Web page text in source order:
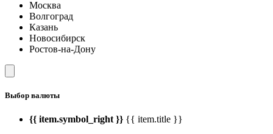
Москва
Волгоград
Казань
Новосибирск
Ростов-на-Дону
Выбор валюты
{{ item.symbol_right }} {{ item.title }}